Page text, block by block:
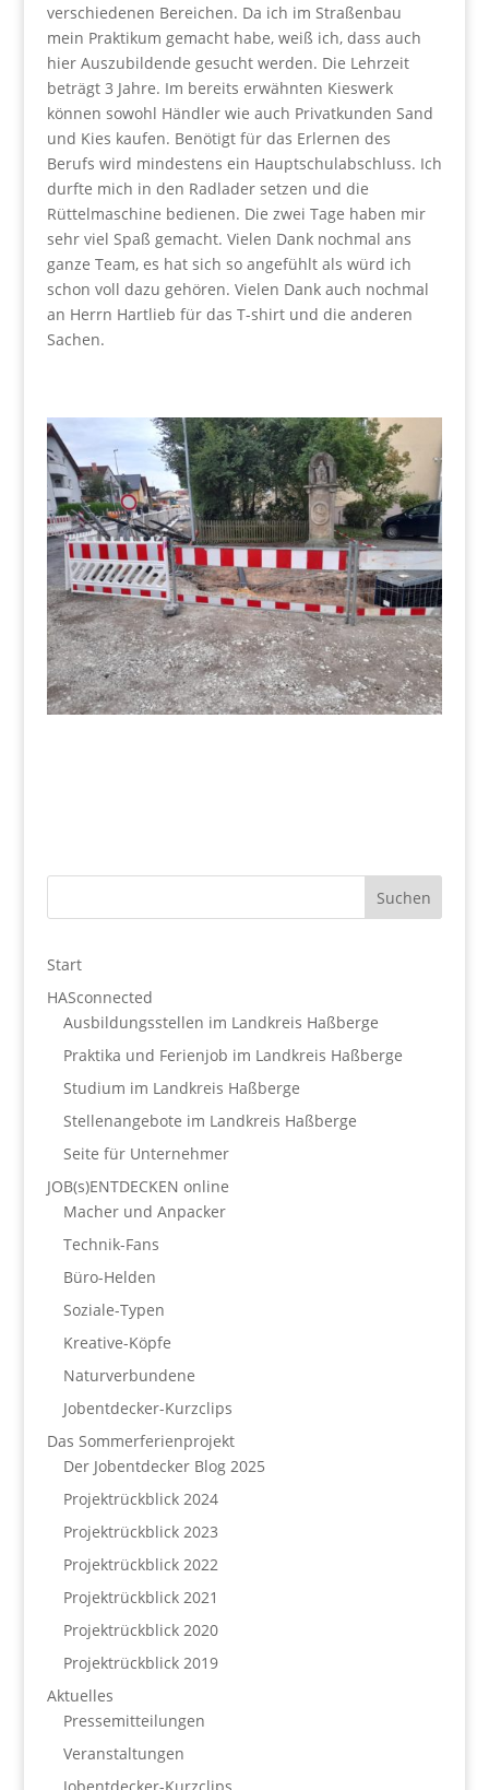
verschiedenen Bereichen. Da ich im Straßenbau
mein Praktikum gemacht habe, weiß ich, dass auch
hier Auszubildende gesucht werden. Die Lehrzeit
beträgt 3 Jahre. Im bereits erwähnten Kieswerk
können sowohl Händler wie auch Privatkunden Sand
und Kies kaufen. Benötigt für das Erlernen des
Berufs wird mindestens ein Hauptschulabschluss. Ich
durfte mich in den Radlader setzen und die
Rüttelmaschine bedienen. Die zwei Tage haben mir
sehr viel Spaß gemacht. Vielen Dank nochmal ans
ganze Team, es hat sich so angefühlt als würd ich
schon voll dazu gehören. Vielen Dank auch nochmal
an Herrn Hartlieb für das T-shirt und die anderen
Sachen.
Start
HASconnected
Ausbildungsstellen im Landkreis Haßberge
Praktika und Ferienjob im Landkreis Haßberge
Studium im Landkreis Haßberge
Stellenangebote im Landkreis Haßberge
Seite für Unternehmer
JOB(s)ENTDECKEN online
Macher und Anpacker
Technik-Fans
Büro-Helden
Soziale-Typen
Kreative-Köpfe
Naturverbundene
Jobentdecker-Kurzclips
Das Sommerferienprojekt
Der Jobentdecker Blog 2025
Projektrückblick 2024
Projektrückblick 2023
Projektrückblick 2022
Projektrückblick 2021
Projektrückblick 2020
Projektrückblick 2019
Aktuelles
Pressemitteilungen
Veranstaltungen